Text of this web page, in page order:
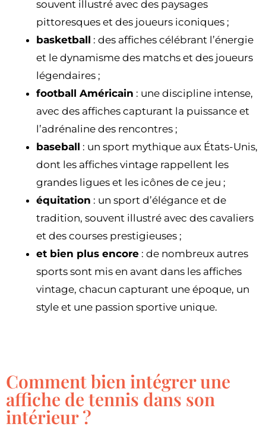
souvent illustré avec des paysages
pittoresques et des joueurs iconiques ;
basketball : des affiches célébrant l’énergie
et le dynamisme des matchs et des joueurs
légendaires ;
football Américain : une discipline intense,
avec des affiches capturant la puissance et
l’adrénaline des rencontres ;
baseball : un sport mythique aux États-Unis,
dont les affiches vintage rappellent les
grandes ligues et les icônes de ce jeu ;
équitation : un sport d’élégance et de
tradition, souvent illustré avec des cavaliers
et des courses prestigieuses ;
et bien plus encore : de nombreux autres
sports sont mis en avant dans les affiches
vintage, chacun capturant une époque, un
style et une passion sportive unique.
Comment bien intégrer une
affiche de tennis dans son
intérieur ?